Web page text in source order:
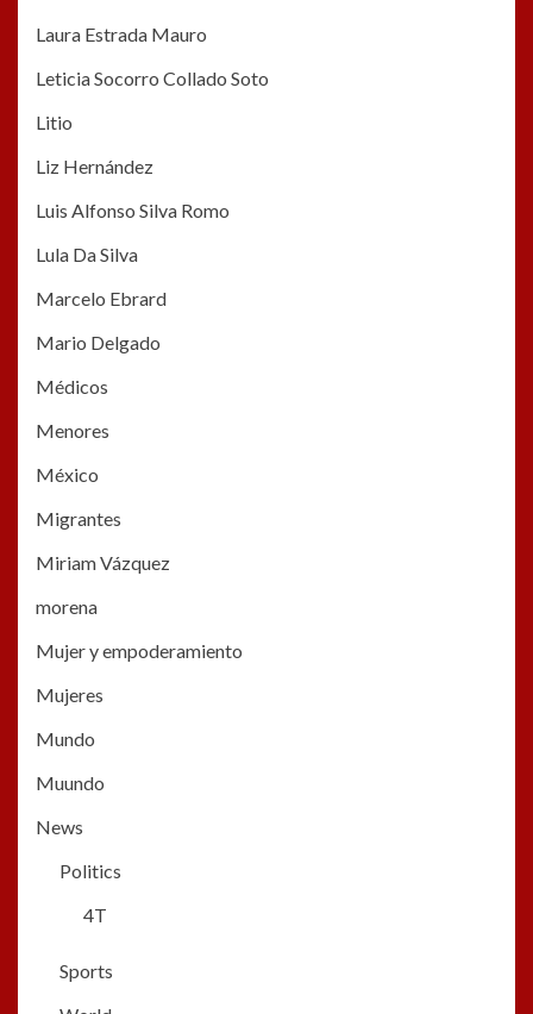
Laura Estrada Mauro
Leticia Socorro Collado Soto
Litio
Liz Hernández
Luis Alfonso Silva Romo
Lula Da Silva
Marcelo Ebrard
Mario Delgado
Médicos
Menores
México
Migrantes
Miriam Vázquez
morena
Mujer y empoderamiento
Mujeres
Mundo
Muundo
News
Politics
4T
Sports